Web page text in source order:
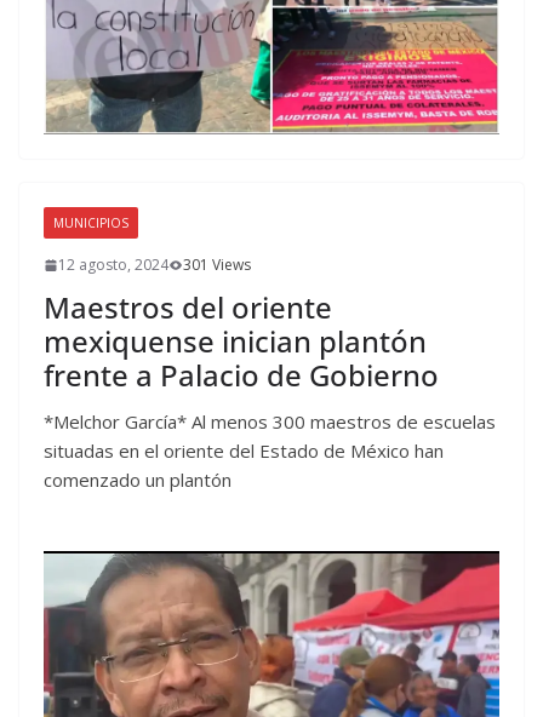
MUNICIPIOS
12 agosto, 2024 301 Views
Maestros del oriente
mexiquense inician plantón
frente a Palacio de Gobierno
*Melchor García* Al menos 300 maestros de escuelas
situadas en el oriente del Estado de México han
comenzado un plantón